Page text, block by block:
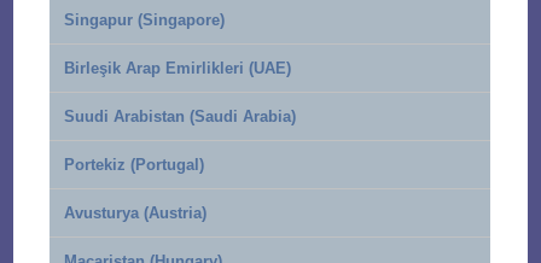
Singapur (Singapore)
Birleşik Arap Emirlikleri (UAE)
Suudi Arabistan (Saudi Arabia)
Portekiz (Portugal)
Avusturya (Austria)